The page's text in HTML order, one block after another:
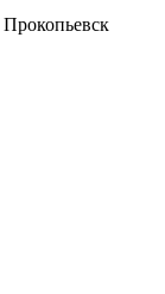
Прокопьевск